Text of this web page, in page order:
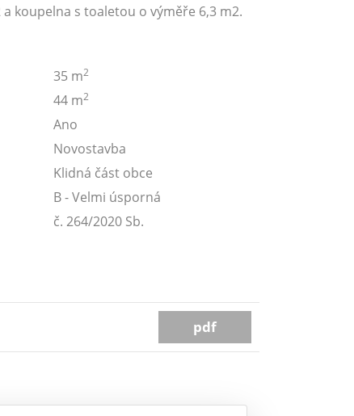
koupelna s toaletou o výměře 6,3 m2.
35 m2
44 m2
Ano
Novostavba
Klidná část obce
B - Velmi úsporná
č. 264/2020 Sb.
pdf